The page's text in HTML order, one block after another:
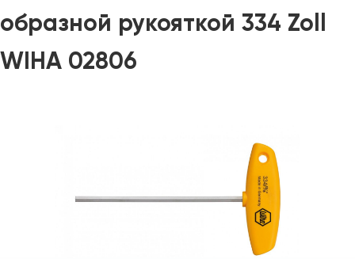
образной рукояткой 334 Zoll
WIHA 02806